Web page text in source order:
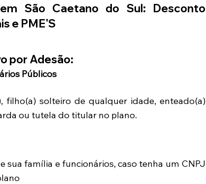
São Caetano do Sul: Desconto
e PME'S
por Adesão:
Públicos
filho(a) solteiro de qualquer idade, enteado(a)
ou tutela do titular no plano.
sua família e funcionários, caso tenha um CNPJ